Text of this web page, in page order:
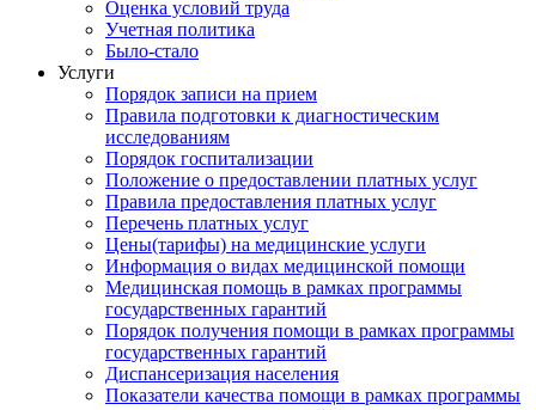
Оценка условий труда
Учетная политика
Было-стало
Услуги
Порядок записи на прием
Правила подготовки к диагностическим
исследованиям
Порядок госпитализации
Положение о предоставлении платных услуг
Правила предоставления платных услуг
Перечень платных услуг
Цены(тарифы) на медицинские услуги
Информация о видах медицинской помощи
Медицинская помощь в рамках программы
государственных гарантий
Порядок получения помощи в рамках программы
государственных гарантий
Диспансеризация населения
Показатели качества помощи в рамках программы